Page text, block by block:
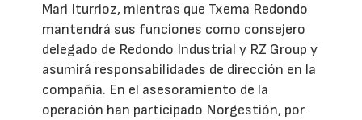
Mari Iturrioz, mientras que Txema Redondo
mantendrá sus funciones como consejero
delegado de Redondo Industrial y RZ Group y
asumirá responsabilidades de dirección en la
compañía. En el asesoramiento de la
operación han participado Norgestión, por